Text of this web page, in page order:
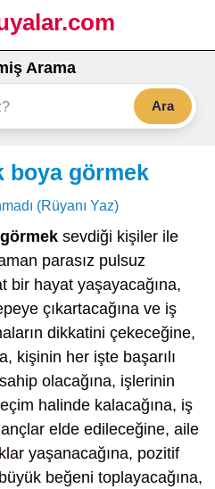
Arama
Ara
boya görmek
(Rüyanı Yaz)
sevdiği kişiler ile
parasız pulsuz
bir hayat yaşayacağına,
çıkartacağına ve iş
dikkatini çekeceğine,
kişinin her işte başarılı
olacağına, işlerinin
halinde kalacağına, iş
elde edileceğine, aile
yaşanacağına, pozitif
beğeni toplayacağına,